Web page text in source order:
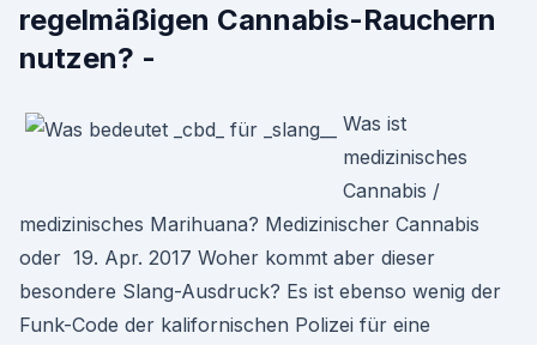
regelmäßigen Cannabis-Rauchern
nutzen? -
Was ist
medizinisches
Cannabis /
medizinisches Marihuana? Medizinischer Cannabis
oder 19. Apr. 2017 Woher kommt aber dieser
besondere Slang-Ausdruck? Es ist ebenso wenig der
Funk-Code der kalifornischen Polizei für eine